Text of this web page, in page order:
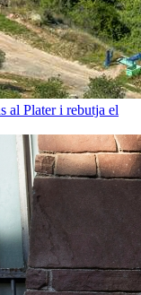
al Plater i rebutja el